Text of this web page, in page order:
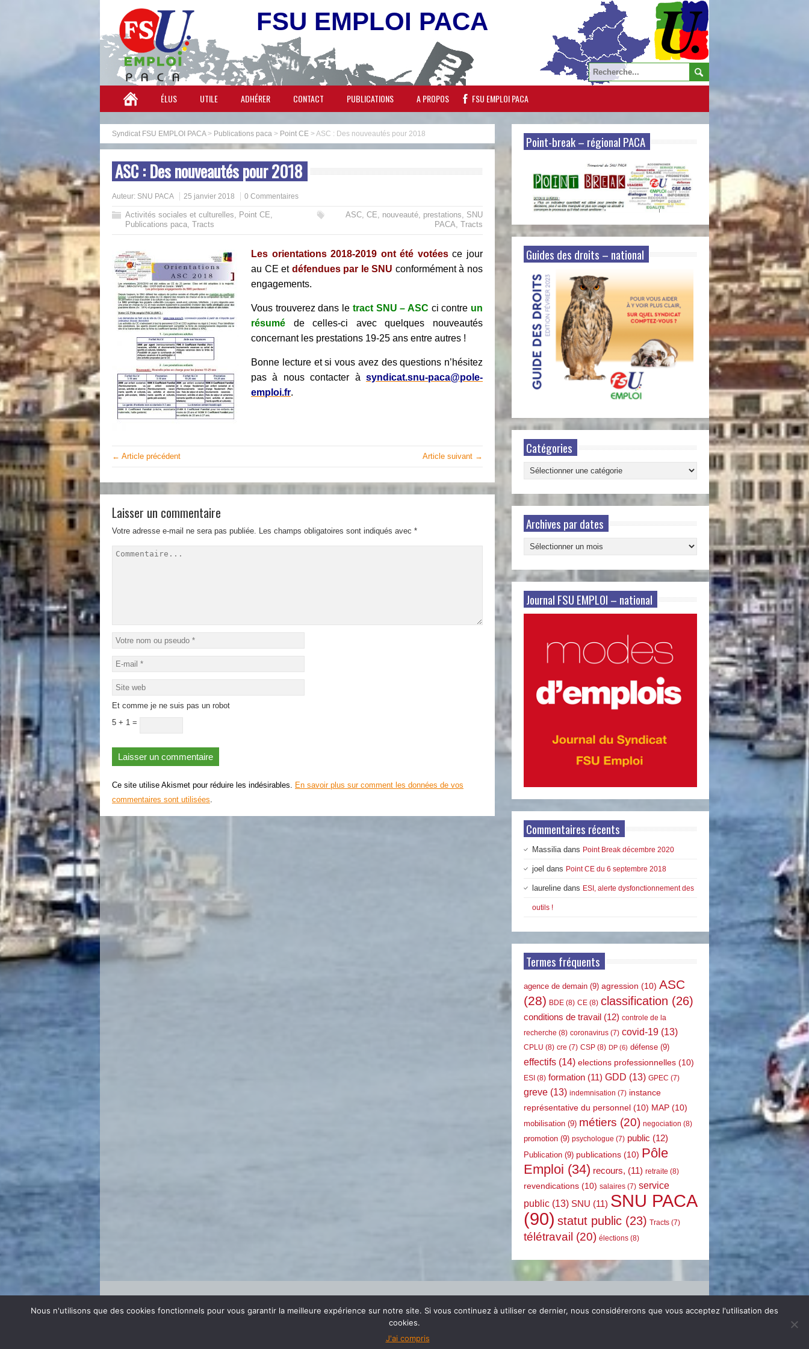
FSU EMPLOI PACA
ÉLUS UTILE ADHÉRER CONTACT PUBLICATIONS A PROPOS FSU EMPLOI PACA
Syndicat FSU EMPLOI PACA> Publications paca > Point CE >ASC : Des nouveautés pour 2018
ASC : Des nouveautés pour 2018
Auteur: SNU PACA 25 janvier 2018 0 Commentaires
Activités sociales et culturelles, Point CE,
Publications paca, Tracts
ASC, CE, nouveauté, prestations, SNU
PACA, Tracts
Les orientations 2018-2019 ont été votéesce jour
au CE et défendues par le SNU conformément à nos
engagements.
Vous trouverez dans le tract SNU – ASC ci contre un
résumé de celles-ci avec quelques nouveautés
concernant les prestations 19-25 ans entre autres !
Bonne lecture et si vous avez des questions n’hésitez
pas à nous contacter à syndicat.snu-paca@pole-
emploi.fr.
← Article précédent Article suivant →
Laisser un commentaire
Votre adresse e-mail ne sera pas publiée. Les champs obligatoires sont indiqués avec *
Et comme je ne suis pas un robot
5 + 1 =
Ce site utilise Akismet pour réduire les indésirables. En savoir plus sur comment les données de vos
commentaires sont utilisées.
Point-break – régional PACA
Guides des droits – national
Catégories
Catégories
Archives par dates
Archives
par
dates
Journal FSU EMPLOI – national
Commentaires récents
Massilia dans Point Break décembre 2020
joel dans Point CE du 6 septembre 2018
laureline dans ESI, alerte dysfonctionnement des
outils !
Termes fréquents
agence de demain (9) agression (10) ASC
(28) BDE (8) CE (8) classification (26)
conditions de travail (12) controle de la
recherche (8) coronavirus (7) covid-19 (13)
CPLU (8) cre (7) CSP (8) DP (6) défense (9)
effectifs (14) elections professionnelles (10)
ESI (8) formation (11) GDD (13) GPEC (7)
greve (13) indemnisation (7) instance
représentative du personnel (10) MAP (10)
mobilisation (9) métiers (20) negociation (8)
promotion (9) psychologue (7) public (12)
Publication (9) publications (10) Pôle
Emploi (34) recours, (11) retraite (8)
revendications (10) salaires (7) service
public (13) SNU (11) SNU PACA
(90) statut public (23) Tracts (7)
télétravail (20) élections (8)
Se connecter
© 2024 FSU EMPLOI PACA |mentions légales
Nous n'utilisons que des cookies fonctionnels pour vous garantir la meilleure expérience sur notre site. Si vous continuez à utiliser ce dernier, nous considérerons que vous acceptez l'utilisation des
cookies.
J'ai compris